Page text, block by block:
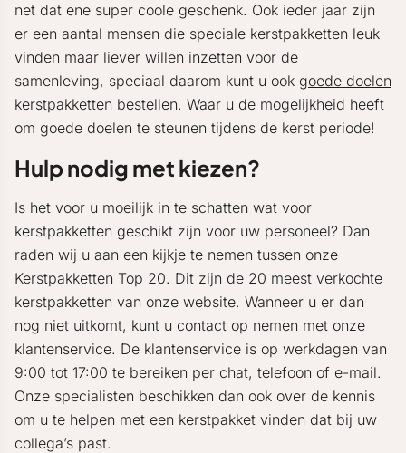
net dat ene super coole geschenk. Ook ieder jaar zijn
er een aantal mensen die speciale kerstpakketten leuk
vinden maar liever willen inzetten voor de
samenleving, speciaal daarom kunt u ook goede doelen
kerstpakketten bestellen. Waar u de mogelijkheid heeft
om goede doelen te steunen tijdens de kerst periode!
Hulp nodig met kiezen?
Is het voor u moeilijk in te schatten wat voor
kerstpakketten geschikt zijn voor uw personeel? Dan
raden wij u aan een kijkje te nemen tussen onze
Kerstpakketten Top 20. Dit zijn de 20 meest verkochte
kerstpakketten van onze website. Wanneer u er dan
nog niet uitkomt, kunt u contact op nemen met onze
klantenservice. De klantenservice is op werkdagen van
9:00 tot 17:00 te bereiken per chat, telefoon of e-mail.
Onze specialisten beschikken dan ook over de kennis
om u te helpen met een kerstpakket vinden dat bij uw
collega’s past.